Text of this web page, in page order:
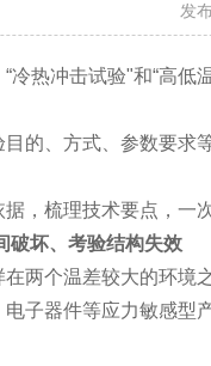
发
冷热冲击试验"和“高
的、方式、参数要求
，梳理技术要点，一
破坏、考验结构失效
两个温差较大的环境
子器件等应力敏感型